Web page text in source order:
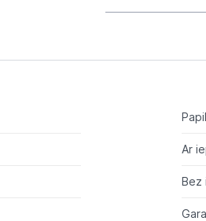
Drukas iekārtas
Ar
Bez